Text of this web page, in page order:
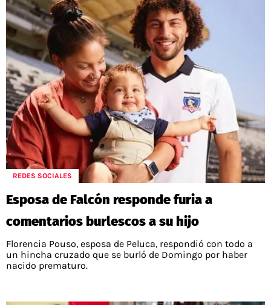
REDES SOCIALES
Esposa de Falcón responde furia a
comentarios burlescos a su hijo
Florencia Pouso, esposa de Peluca, respondió con todo a
un hincha cruzado que se burló de Domingo por haber
nacido prematuro.